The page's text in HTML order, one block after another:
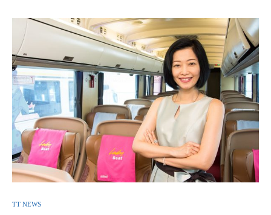
TT NEWS